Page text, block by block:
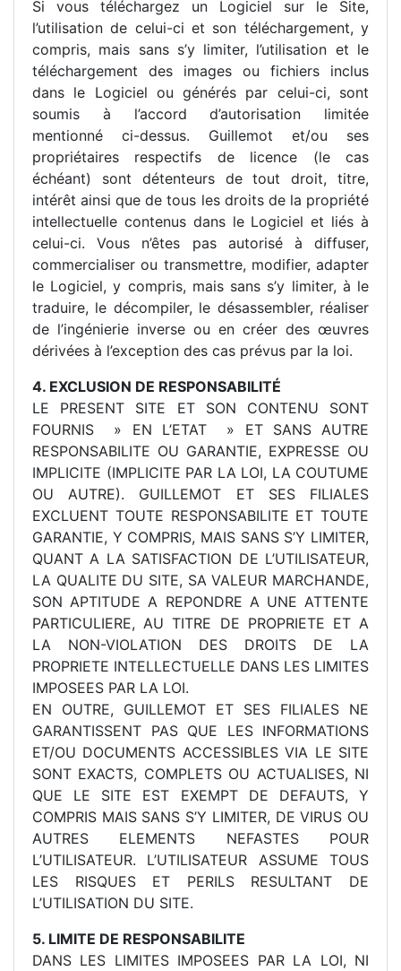
Si vous téléchargez un Logiciel sur le Site,
l’utilisation de celui-ci et son téléchargement, y
compris, mais sans s’y limiter, l’utilisation et le
téléchargement des images ou fichiers inclus
dans le Logiciel ou générés par celui-ci, sont
soumis à l’accord d’autorisation limitée
mentionné ci-dessus. Guillemot et/ou ses
propriétaires respectifs de licence (le cas
échéant) sont détenteurs de tout droit, titre,
intérêt ainsi que de tous les droits de la propriété
intellectuelle contenus dans le Logiciel et liés à
celui-ci. Vous n’êtes pas autorisé à diffuser,
commercialiser ou transmettre, modifier, adapter
le Logiciel, y compris, mais sans s’y limiter, à le
traduire, le décompiler, le désassembler, réaliser
de l’ingénierie inverse ou en créer des œuvres
dérivées à l’exception des cas prévus par la loi.
4. EXCLUSION DE RESPONSABILITÉ
LE PRESENT SITE ET SON CONTENU SONT
FOURNIS » EN L’ETAT » ET SANS AUTRE
RESPONSABILITE OU GARANTIE, EXPRESSE OU
IMPLICITE (IMPLICITE PAR LA LOI, LA COUTUME
OU AUTRE). GUILLEMOT ET SES FILIALES
EXCLUENT TOUTE RESPONSABILITE ET TOUTE
GARANTIE, Y COMPRIS, MAIS SANS S’Y LIMITER,
QUANT A LA SATISFACTION DE L’UTILISATEUR,
LA QUALITE DU SITE, SA VALEUR MARCHANDE,
SON APTITUDE A REPONDRE A UNE ATTENTE
PARTICULIERE, AU TITRE DE PROPRIETE ET A
LA NON-VIOLATION DES DROITS DE LA
PROPRIETE INTELLECTUELLE DANS LES LIMITES
IMPOSEES PAR LA LOI.
EN OUTRE, GUILLEMOT ET SES FILIALES NE
GARANTISSENT PAS QUE LES INFORMATIONS
ET/OU DOCUMENTS ACCESSIBLES VIA LE SITE
SONT EXACTS, COMPLETS OU ACTUALISES, NI
QUE LE SITE EST EXEMPT DE DEFAUTS, Y
COMPRIS MAIS SANS S’Y LIMITER, DE VIRUS OU
AUTRES ELEMENTS NEFASTES POUR
L’UTILISATEUR. L’UTILISATEUR ASSUME TOUS
LES RISQUES ET PERILS RESULTANT DE
L’UTILISATION DU SITE.
5. LIMITE DE RESPONSABILITE
DANS LES LIMITES IMPOSEES PAR LA LOI, NI